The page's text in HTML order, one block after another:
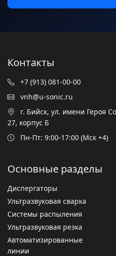
Контакты
+7 (913) 081-00-00
vnh@u-sonic.ru
г. Бийск, ул. имени Героя
27, корпус Б
Пн-Пт: 9:00-17:00 (Мск +4)
Основные разделы
Диспергаторы
Ультразвуковая сварка
Системы распыления
Ультразвуковая резка
Автоматизированные
линии